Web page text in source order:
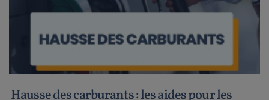
Hausse des carburants : les aides pour les